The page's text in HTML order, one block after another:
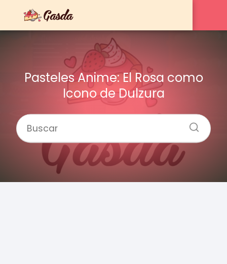
Pasteles Anime: El Rosa como
Icono de Dulzura